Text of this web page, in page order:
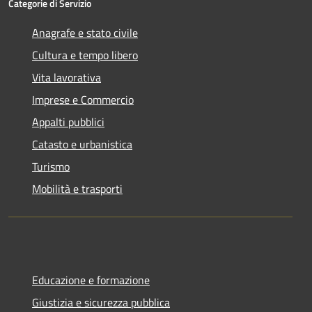
Categorie di Servizio
Anagrafe e stato civile
Cultura e tempo libero
Vita lavorativa
Imprese e Commercio
Appalti pubblici
Catasto e urbanistica
Turismo
Mobilità e trasporti
Educazione e formazione
Giustizia e sicurezza pubblica